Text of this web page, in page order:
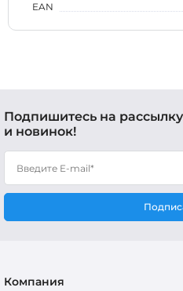
EAN
Подпишитесь на
и новинок!
Компания